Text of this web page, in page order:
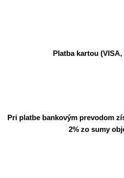
Platba kartou
Pri platbe bankovým prevodom
2% zo sumy